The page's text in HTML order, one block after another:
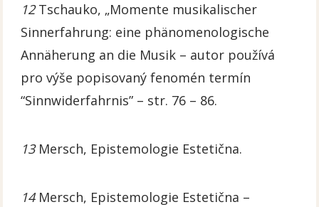
12Tschauko, „Momente musikalischer
Sinnerfahrung: eine phänomenologische
Annäherung an die Musik – autor používá
pro výše popisovaný fenomén termín
“Sinnwiderfahrnis” – str. 76 – 86.
13 Mersch, Epistemologie Estetična.
14Mersch, Epistemologie Estetična –